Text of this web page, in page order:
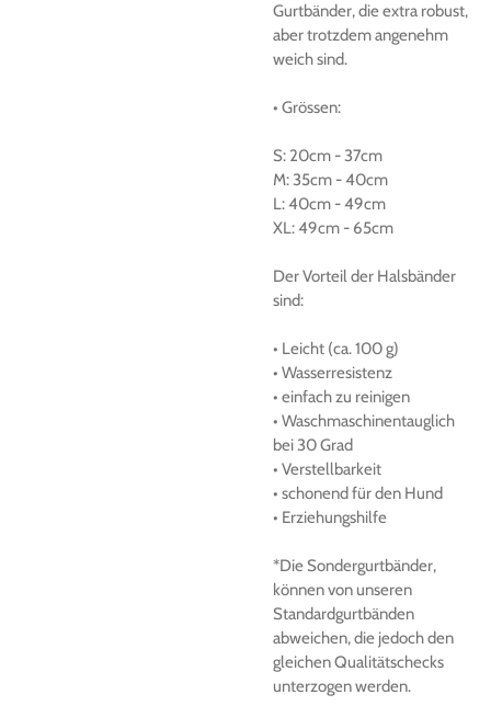
Gurtbänder, die extra robust,
aber trotzdem angenehm
weich sind.
• Grössen:
S: 20cm -37cm
M:35cm -40cm
L:40cm -49cm
XL:49cm - 65cm
DerVorteil der Halsbänder
sind:
• Leicht (ca.100 g)
• Wasserresistenz
• einfach zu reinigen
• Waschmaschinentauglich
bei 30 Grad
• Verstellbarkeit
• schonend für den Hund
• Erziehungshilfe
*Die Sondergurtbänder,
können von unseren
Standardgurtbänden
abweichen, die jedoch den
gleichen Qualitätschecks
unterzogen werden.